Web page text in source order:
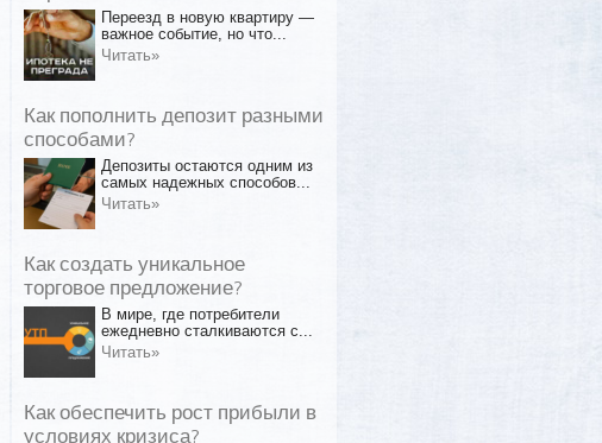
Переезд в новую квартиру —
важное событие, но что...
Читать»
Как пополнить депозит разными
способами?
Депозиты остаются одним из
самых надежных способов...
Читать»
Как создать уникальное
торговое предложение?
В мире, где потребители
ежедневно сталкиваются с...
Читать»
Как обеспечить рост прибыли в
условиях кризиса?